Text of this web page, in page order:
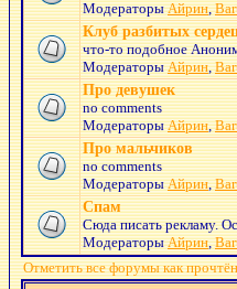
МодераторыАйрин,
Клуб разбитых
что-то подобное
МодераторыАйрин,
Про девушек
no comments
МодераторыАйрин,
Про мальчиков
no comments
МодераторыАйрин,
Спам
Сюда писать рекламу.
МодераторыАйрин,
Отметить все форумы как